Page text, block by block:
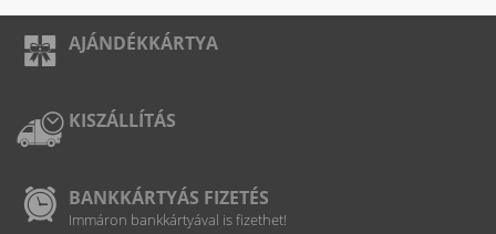
AJÁNDÉKKÁRTYA
KISZÁLLÍTÁS
BANKKÁRTYÁS FIZETÉS
Immáron bankkártyával is fizethet!